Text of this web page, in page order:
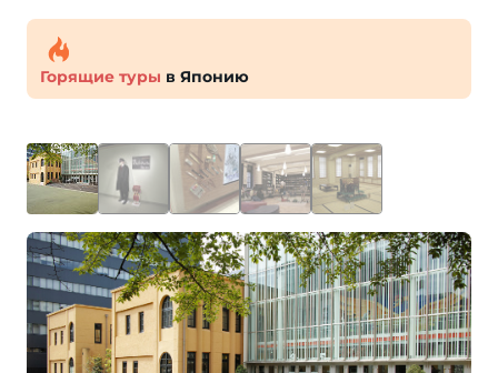
Горящие туры в Японию